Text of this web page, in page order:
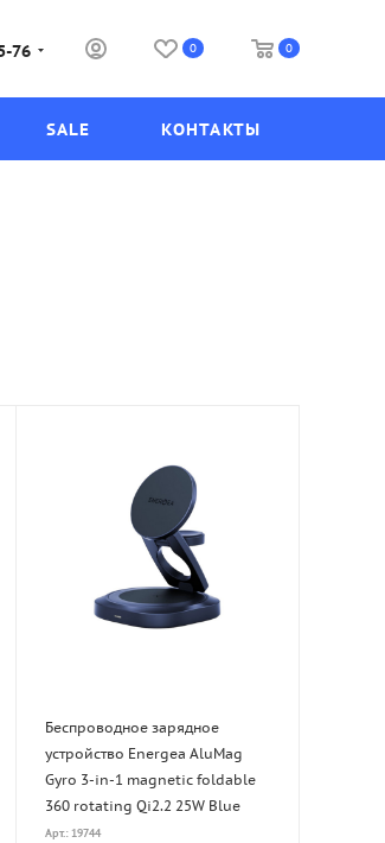
76 0 0
SALE КОНТАКТЫ
Беспроводное зарядное
устройство Energea AluMag
Gyro 3-in-1 magnetic foldable
360 rotating Qi2.2 25W Blue
Арт.: 19744